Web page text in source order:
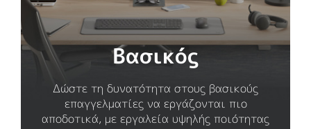
Βασικός
Δώστε τη δυνατότητα στους βασικούς
επαγγελματίες να εργάζονται πιο
αποδοτικά, με εργαλεία υψηλής ποιότητας